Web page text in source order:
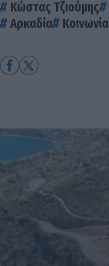
Κώστας Τζιούμης
Αρκαδία
Κοινωνία